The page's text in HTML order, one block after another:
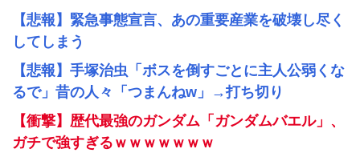
【悲報】緊急事態宣言、あの重要産業を破壊し尽く
してしまう
【悲報】手塚治虫「ボスを倒すごとに主人公弱くな
るで」昔の人々「つまんねw」→打ち切り
【衝撃】歴代最強のガンダム「ガンダムバエル」、
ガチで強すぎるｗｗｗｗｗｗｗ